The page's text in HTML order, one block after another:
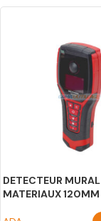
DETECTEUR
MATERIAUX